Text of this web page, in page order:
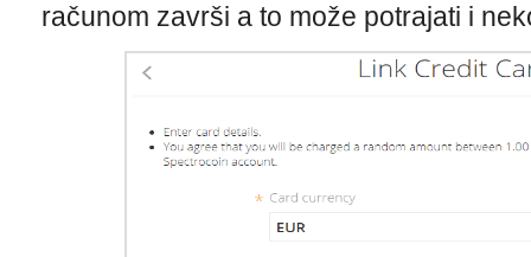
računom završi a to može potrajati i